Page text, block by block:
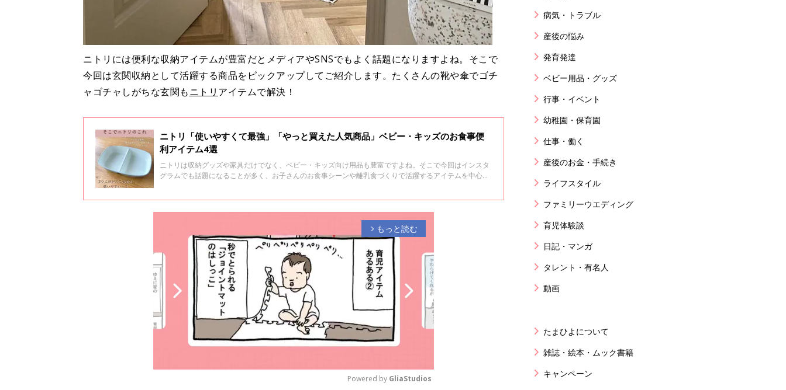
ニトリには便利な収納アイテムが豊富だとメディアやSNSでもよく話題になりますよね。そこで
今回は玄関収納として活躍する商品をピックアップしてご紹介します。たくさんの靴や傘でゴチ
ャゴチャしがちな玄関もニトリ アイテムで解決！
ニトリ「使いやすくて最強」「やっと買えた人気商品」ベビー・キッズのお食事便
利アイテム4選
ニトリは収納グッズや家具だけでなく、ベビー・キッズ向け用品も豊富ですよね。そこで今回はインスタ
グラムでも話題になることが多く、お子さんのお食事シーンや離乳食づくりで活躍するアイテムを中心に
arrow_forward_ios もっと読む
Powered by GliaStudios
病気・トラブル
産後の悩み
発育発達
ベビー用品・グッズ
行事・イベント
幼稚園・保育園
仕事・働く
産後のお金・手続き
ライフスタイル
ファミリーウエディング
育児体験談
日記・マンガ
タレント・有名人
動画
たまひよについて
雑誌・絵本・ムック書籍
キャンペーン